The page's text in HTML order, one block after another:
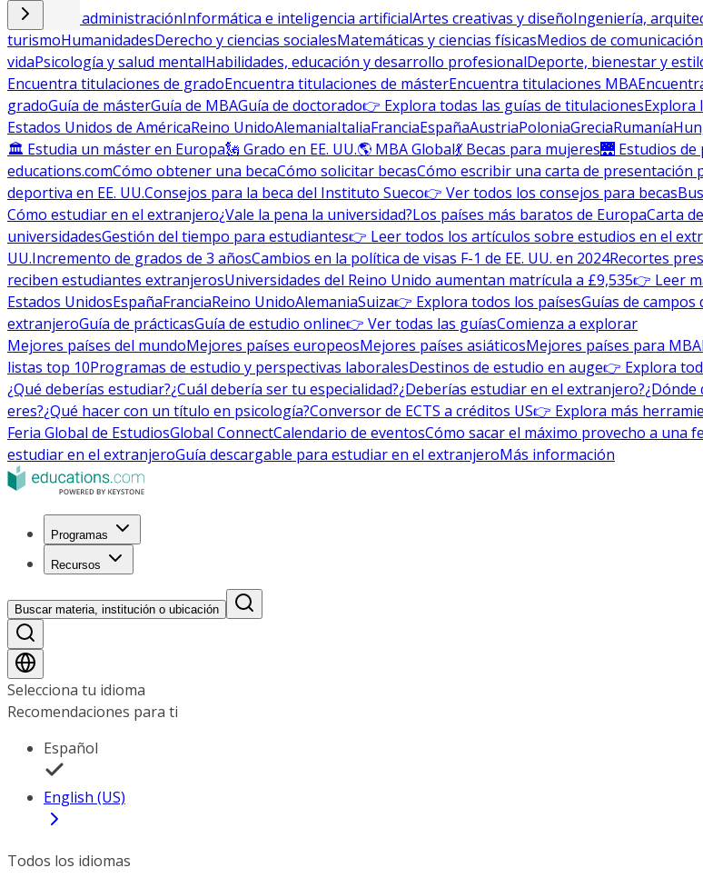
Empresa y administraciónInformática e inteligencia artificialArtes creativas y diseñoIngeniería,
turismoHumanidadesDerecho y ciencias socialesMatemáticas y ciencias físicasMedios de
vidaPsicología y salud mentalHabilidades, educación y desarrollo profesionalDeporte, bienestar y
Encuentra titulaciones de gradoEncuentra titulaciones de másterEncuentra titulaciones MBA
gradoGuía de másterGuía de MBAGuía de doctorado👉 Explora todas las guías de titulacionesExplora
Estados Unidos de AméricaReino UnidoAlemaniaItaliaFranciaEspañaAustriaPoloniaGreciaRumanía
🏛 Estudia un máster en Europa🗽 Grado en EE. UU.🌎 MBA Global💃 Becas para mujeres🌉 Estudios de
educations.comCómo obtener una becaCómo solicitar becasCómo escribir una carta de presentación
deportiva en EE. UU.Consejos para la beca del Instituto Sueco👉 Ver todos los consejos para becas
Cómo estudiar en el extranjero¿Vale la pena la universidad?Los países más baratos de EuropaCarta
universidadesGestión del tiempo para estudiantes👉 Leer todos los artículos sobre estudios en el
UU.Incremento de grados de 3 añosCambios en la política de visas F-1 de EE. UU. en 2024Recortes
reciben estudiantes extranjerosUniversidades del Reino Unido aumentan matrícula a £9,535👉 Leer
Estados UnidosEspañaFranciaReino UnidoAlemaniaSuiza👉 Explora todos los paísesGuías de campos
extranjeroGuía de prácticasGuía de estudio online👉 Ver todas las guíasComienza a explorar
Mejores países del mundoMejores países europeosMejores países asiáticosMejores países para MBA
listas top 10Programas de estudio y perspectivas laboralesDestinos de estudio en auge👉 Explora
¿Qué deberías estudiar?¿Cuál debería ser tu especialidad?¿Deberías estudiar en el extranjero?¿Dónde
eres?¿Qué hacer con un título en psicología?Conversor de ECTS a créditos US👉 Explora más
Feria Global de EstudiosGlobal ConnectCalendario de eventosCómo sacar el máximo provecho a una
estudiar en el extranjeroGuía descargable para estudiar en el extranjeroMás información
Programas
Recursos
Buscar materia, institución o ubicación
Selecciona tu idioma
Recomendaciones para ti
Español
English (US)
Todos los idiomas